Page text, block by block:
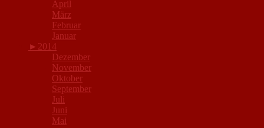
April
März
Februar
Januar
► 2014
Dezember
November
Oktober
September
Juli
Juni
Mai